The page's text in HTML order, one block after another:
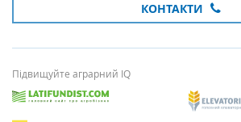
КОНТАКТИ
Підвищуйте аграрний IQ